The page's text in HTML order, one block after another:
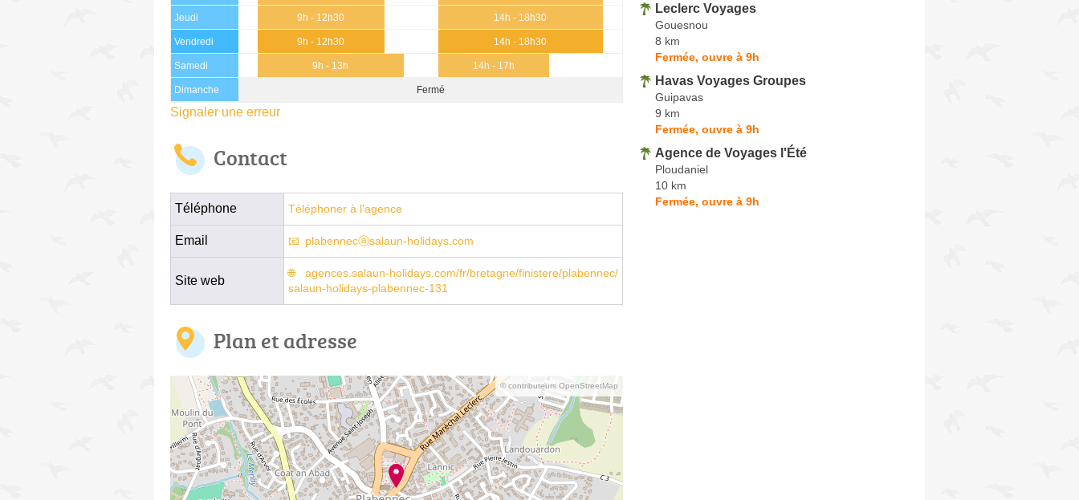
Jeudi 9h - 12h30 14h - 18h30
Vendredi 9h - 12h30 14h - 18h30
Samedi 9h - 13h 14h - 17h
Dimanche Fermé
Signaler une erreur
Contact
Téléphone Téléphoner à l'agence
Email plabennecⓐsalaun-holidays.com
Site web
agences.salaun-holidays.com/fr/bretagne/finistere/plabennec/
salaun-holidays-plabennec-131
Plan et adresse
© contributeurs OpenStreetMap
Leclerc Voyages
Gouesnou
8 km
Fermée, ouvre à 9h
Havas Voyages Groupes
Guipavas
9 km
Fermée, ouvre à 9h
Agence de Voyages l'Été
Ploudaniel
10 km
Fermée, ouvre à 9h